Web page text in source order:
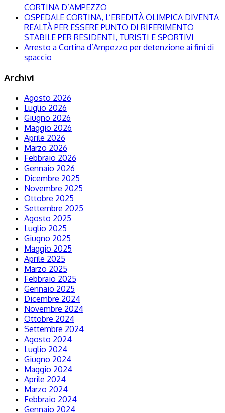
CORTINA D’AMPEZZO
OSPEDALE CORTINA, L’EREDITÀ OLIMPICA DIVENTA
REALTÀ PER ESSERE PUNTO DI RIFERIMENTO
STABILE PER RESIDENTI, TURISTI E SPORTIVI
Arresto a Cortina d’Ampezzo per detenzione ai fini di
spaccio
Archivi
Agosto 2026
Luglio 2026
Giugno 2026
Maggio 2026
Aprile 2026
Marzo 2026
Febbraio 2026
Gennaio 2026
Dicembre 2025
Novembre 2025
Ottobre 2025
Settembre 2025
Agosto 2025
Luglio 2025
Giugno 2025
Maggio 2025
Aprile 2025
Marzo 2025
Febbraio 2025
Gennaio 2025
Dicembre 2024
Novembre 2024
Ottobre 2024
Settembre 2024
Agosto 2024
Luglio 2024
Giugno 2024
Maggio 2024
Aprile 2024
Marzo 2024
Febbraio 2024
Gennaio 2024